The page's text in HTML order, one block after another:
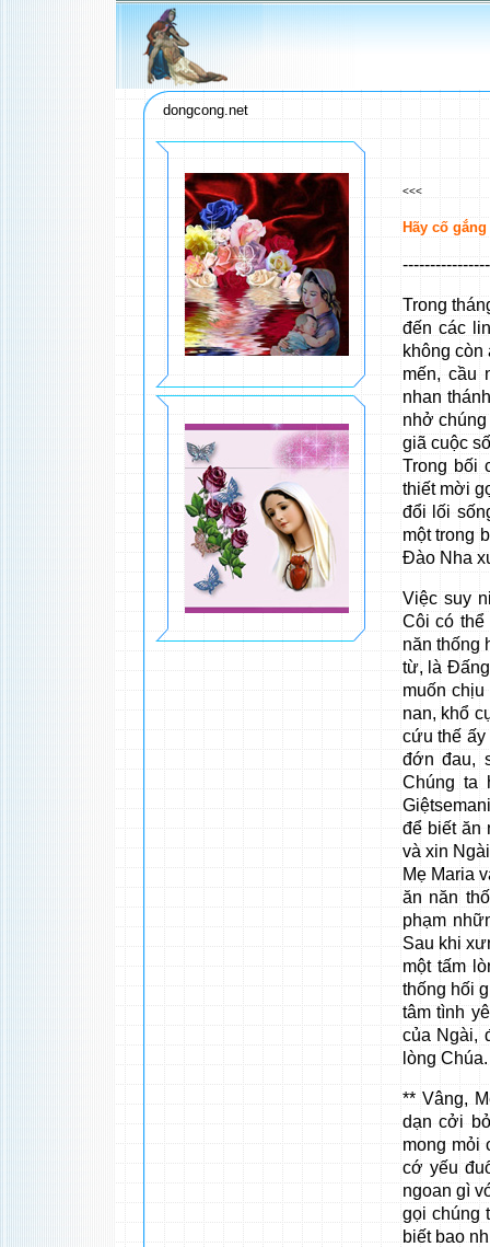
dongcong.net
<<<
Hãy cố
Trong
đến các
không
mến, cầu
nhan
nhở
giã cuộc
Trong bối
thiết mời
đổi lối
một trong
Đào Nha
Việc suy
Côi có thể
năn thống
từ, là
muốn
nan, khổ
cứu thế
đớn đau,
Chúng ta
để biết ăn
và xin
Mẹ Maria
ăn năn
phạm
Sau khi
một tấm
thống hối
tâm tình
của Ngài,
lòng Chúa.
** Vâng,
dạn cởi
mong mỏi
cớ yếu
ngoan gì
gọi chúng
biết bao